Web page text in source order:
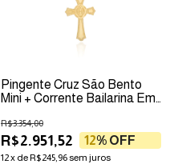
Pingente Cruz São Bento
Mini + Corrente Bailarina Em
R$2.951,52
R$3.354,00
12% OFF
12x deR$245,96sem juros